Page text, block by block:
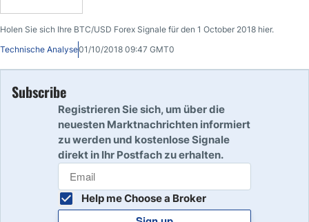
Holen Sie sich Ihre BTC/USD Forex Signale für den 1 October 2018 hier.
Technische Analyse01/10/2018 09:47 GMT0
Subscribe
Registrieren Sie sich, um über die
neuesten Marktnachrichten informiert
zu werden und kostenlose Signale
direkt in Ihr Postfach zu erhalten.
Help me Choose a Broker